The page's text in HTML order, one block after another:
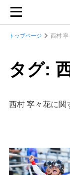
トップページ 西村 寧
タグ:
西村 寧々花に関